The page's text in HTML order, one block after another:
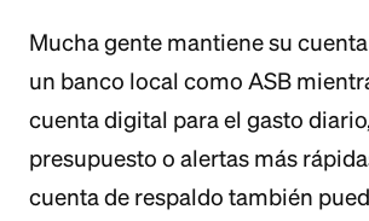
Mucha gente mantiene su
un banco local como ASB
cuenta digital para el gasto
presupuesto o alertas más
cuenta de respaldo también